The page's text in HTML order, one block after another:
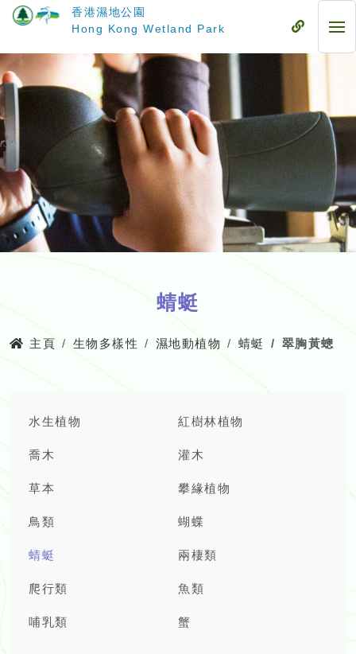
要
內
容
香港濕地公園
Hong Kong Wetland Park
流
流
動
蜻蜓
主頁 生物多樣性 濕地動植物 蜻蜓 翠胸黃蟌
水生植物 紅樹林植物
喬木 灌木
草本 攀緣植物
鳥類 蝴蝶
蜻蜓 兩棲類
爬行類 魚類
哺乳類 蟹